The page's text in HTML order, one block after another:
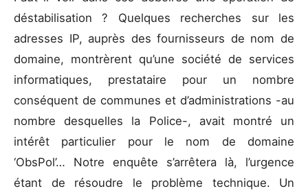
déstabilisation ? Quelques recherches sur les
adresses IP, auprès des fournisseurs de nom de
domaine, montrèrent qu’une société de services
informatiques, prestataire pour un nombre
conséquent de communes et d’administrations -au
nombre desquelles la Police-, avait montré un
intérêt particulier pour le nom de domaine
‘ObsPol’… Notre enquête s’arrêtera là, l’urgence
étant de résoudre le problème technique. Un